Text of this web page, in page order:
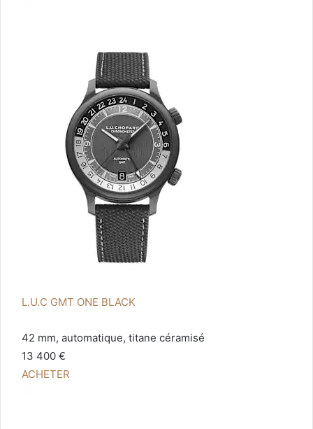
L.U.C GMT ONE BLACK
42 mm, automatique, titane céramisé
13 400 €
ACHETER